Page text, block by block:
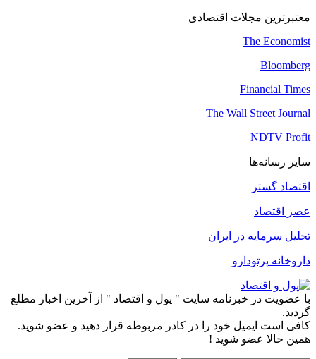
معتبرترین مجلات اقتصادی
The Economist
Bloomberg
Financial Times
The Wall Street Journal
NDTV Profit
سایر رسانه‌ها
اقتصاد گستر
عصر اقتصاد
تحلیل سرمایه در ایران
داروخانه پرتودارو
با عضویت در خبرنامه سایت " پول و اقتصاد " از آخرین اخبار مطلع
گردید.
کافی است ایمیل خود را در کادر مربوطه قرار دهید و عضو شوید.
همین حالا عضو شوید !